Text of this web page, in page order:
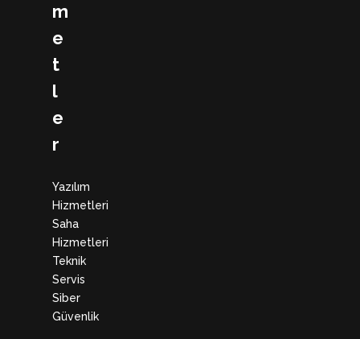
m
e
t
l
e
r
Yazılım
Hizmetleri
Saha
Hizmetleri
Teknik
Servis
Siber
Güvenlik